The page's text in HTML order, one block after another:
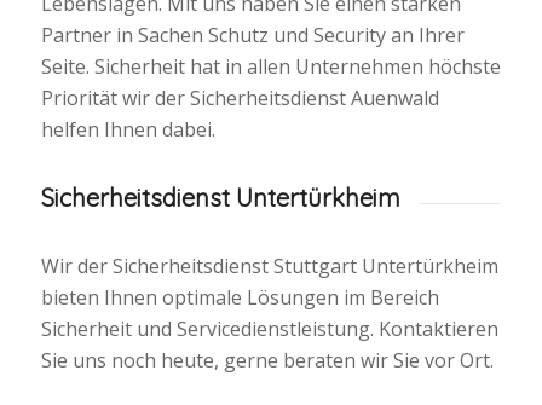
Partner in Sachen Schutz und Security an Ihrer
Seite. Sicherheit hat in allen Unternehmen höchste
Priorität wir der Sicherheitsdienst Auenwald
helfen Ihnen dabei.
Sicherheitsdienst Untertürkheim
Wir der Sicherheitsdienst Stuttgart Untertürkheim
bieten Ihnen optimale Lösungen im Bereich
Sicherheit und Servicedienstleistung. Kontaktieren
Sie uns noch heute, gerne beraten wir Sie vor Ort.